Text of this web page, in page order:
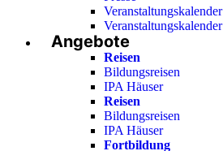
Veranstaltungskalender
Veranstaltungskalender
Angebote
Reisen
Bildungsreisen
IPA Häuser
Reisen
Bildungsreisen
IPA Häuser
Fortbildung